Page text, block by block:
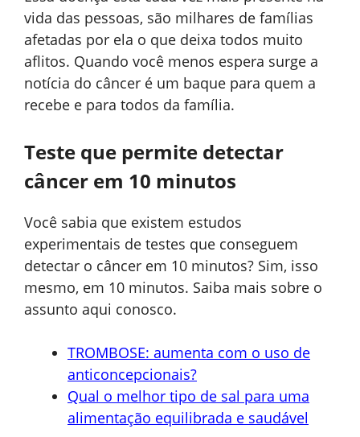
vida das pessoas, são milhares de famílias
afetadas por ela o que deixa todos muito
aflitos. Quando você menos espera surge a
notícia do câncer é um baque para quem a
recebe e para todos da família.
Teste que permite detectar
câncer em 10 minutos
Você sabia que existem estudos
experimentais de testes que conseguem
detectar o câncer em 10 minutos? Sim, isso
mesmo, em 10 minutos. Saiba mais sobre o
assunto aqui conosco.
TROMBOSE: aumenta com o uso de
anticoncepcionais?
Qual o melhor tipo de sal para uma
alimentação equilibrada e saudável